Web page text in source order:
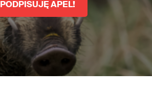
PODPISUJĘ APEL!